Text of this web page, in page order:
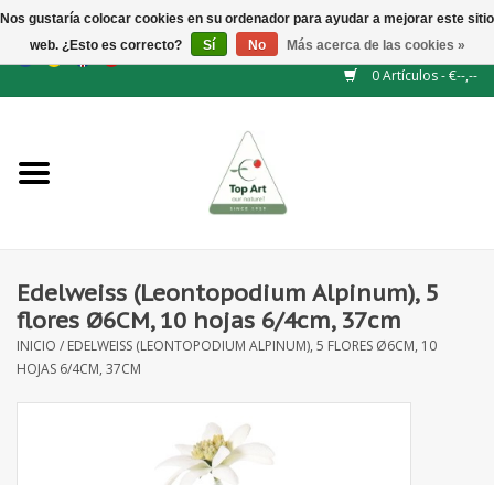
GBP/CHF /BGN/
0 Artículos - €--,--
NUEVO
Flores artificiales
Edelweiss (Leontopodium Alpinum), 5
flores Ø6CM, 10 hojas 6/4cm, 37cm
INICIO / EDELWEISS (LEONTOPODIUM ALPINUM), 5 FLORES Ø6CM, 10
HOJAS 6/4CM, 37CM
Nos gustaría colocar cookies en su ordenador para ayudar a mejorar este sitio
web. ¿Esto es correcto?
Sí No Más acerca de las cookies »